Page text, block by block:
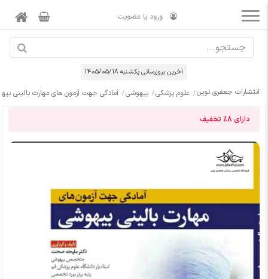
ورود یا عضویت
آخرین بروزرسانی يكشنبه 1405/05/18
انتشارات جعفری نوین علوم پزشکی بیهوشی آمادگی جهت آزمون های مهارت بالینی
دارای8% تخفیف